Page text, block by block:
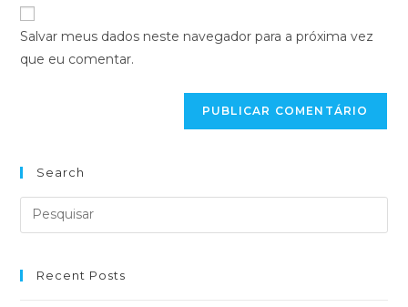
Salvar meus dados neste navegador para a próxima vez
que eu comentar.
Search
Recent Posts